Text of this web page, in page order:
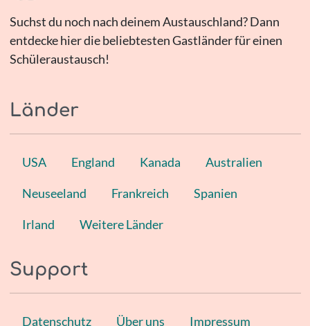
Suchst du noch nach deinem Austauschland? Dann
entdecke hier die beliebtesten Gastländer für einen
Schüleraustausch!
Länder
USA England Kanada Australien
Neuseeland Frankreich Spanien
Irland Weitere Länder
Support
Datenschutz Über uns Impressum